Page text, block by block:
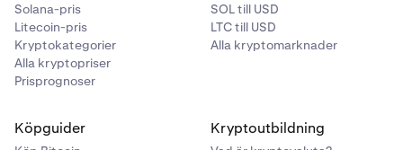
Solana-pris
Litecoin-pris
Kryptokategorier
Alla kryptopriser
Prisprognoser
SOL till USD
LTC till USD
Alla kryptomarknader
Köpguider Kryptoutbildning